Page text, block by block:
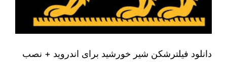
دانلود فیلترشکن شیر خورشید برای اندروید + نصب